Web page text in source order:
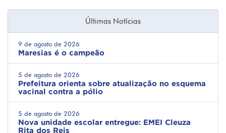
Últimas Notícias
9 de agosto de 2026
Maresias é o campeão
5 de agosto de 2026
Prefeitura orienta sobre atualização no esquema
vacinal contra a pólio
5 de agosto de 2026
Nova unidade escolar entregue: EMEI Cleuza
Rita dos Reis